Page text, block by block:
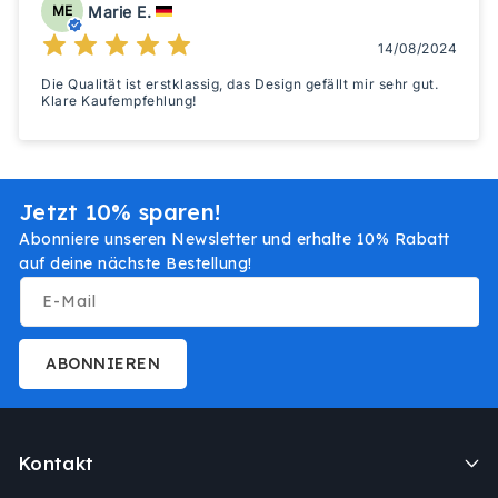
ME Marie E.
14/08/2024
Die Qualität ist erstklassig, das Design gefällt mir sehr gut.
Klare Kaufempfehlung!
Jetzt 10% sparen!
Abonniere unseren Newsletter und erhalte 10% Rabatt
auf deine nächste Bestellung!
E-Mail
ABONNIEREN
Kontakt